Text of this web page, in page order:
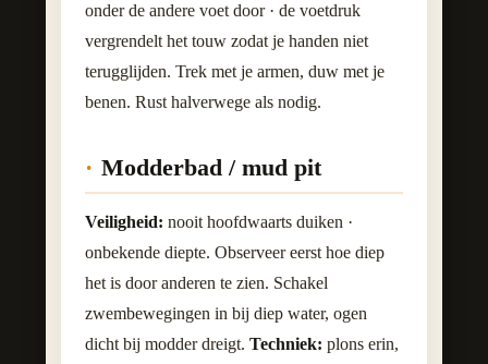
onder de andere voet door · de voetdruk
vergrendelt het touw zodat je handen niet
terugglijden. Trek met je armen, duw met je
benen. Rust halverwege als nodig.
Modderbad / mud pit
Veiligheid: nooit hoofdwaarts duiken ·
onbekende diepte. Observeer eerst hoe diep
het is door anderen te zien. Schakel
zwembewegingen in bij diep water, ogen
dicht bij modder dreigt. Techniek: plons erin,